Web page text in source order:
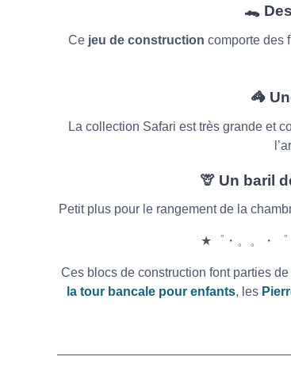
🐊
Ce jeu de construction comporte des
🦓
La collection Safari est très grande et
🦒 Un baril
Petit plus pour le rangement de la
★゜・。。・
Ces blocs de construction font parties
la tour bancale pour enfants, les